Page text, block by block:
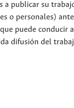
a publicar su
o personales)
puede conducir
difusión del